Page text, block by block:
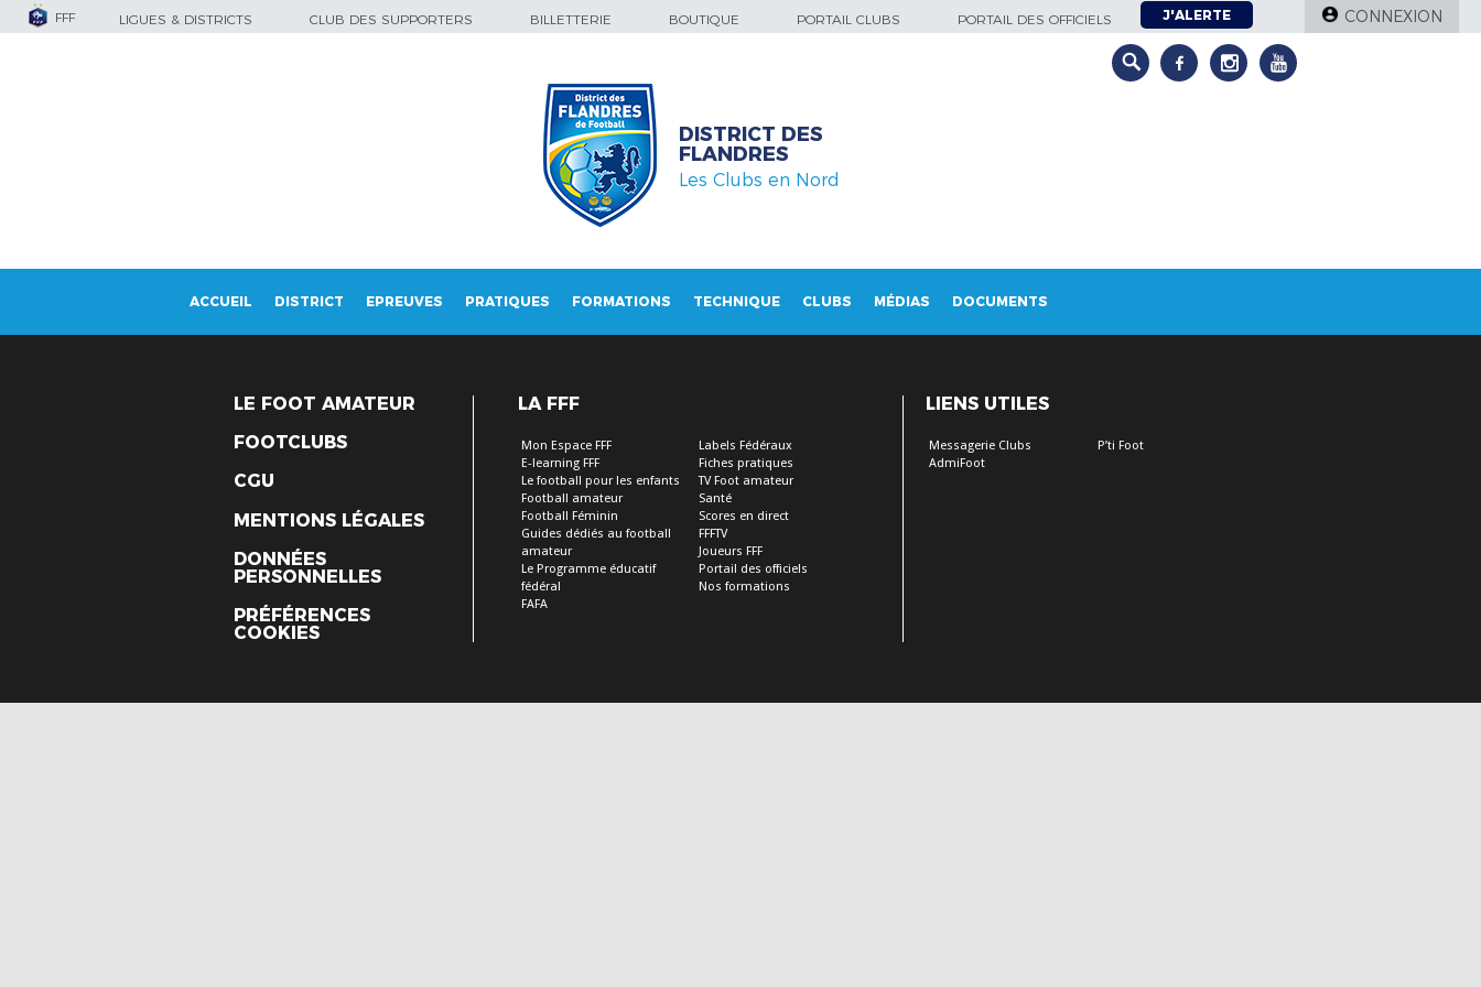
FFF LIGUES & DISTRICTS CLUB DES SUPPORTERS BILLETTERIE BOUTIQUE PORTAIL CLUBS PORTAIL DES OFFICIELS J'ALERTE CONNEXION
DISTRICT DES
FLANDRES
Les Clubs en Nord
ACCUEIL DISTRICT EPREUVES PRATIQUES FORMATIONS TECHNIQUE CLUBS MÉDIAS DOCUMENTS
LE FOOT AMATEUR
FOOTCLUBS
CGU
MENTIONS LÉGALES
DONNÉES
PERSONNELLES
PRÉFÉRENCES
COOKIES
LA FFF
Mon Espace FFF
E-learning FFF
Le football pour les enfants
Football amateur
Football Féminin
Guides dédiés au football
amateur
Le Programme éducatif
fédéral
FAFA
Labels Fédéraux
Fiches pratiques
TV Foot amateur
Santé
Scores en direct
FFFTV
Joueurs FFF
Portail des officiels
Nos formations
LIENS UTILES
Messagerie Clubs
AdmiFoot
P’ti Foot